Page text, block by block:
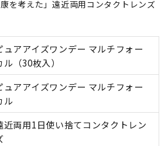
を考えた」遠近両用コンタクトレンズ
ュアアイズワンデー マルチフォー
ル（30枚入）
ュアアイズワンデー マルチフォー
ル
近両用1日使い捨てコンタクトレン